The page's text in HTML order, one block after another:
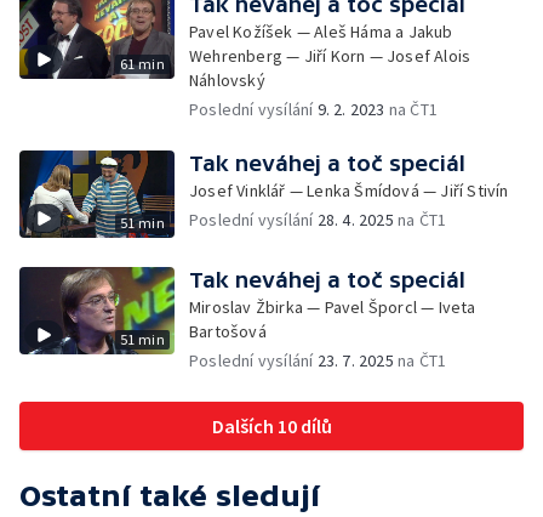
61 min
Pavel Kožíšek — Aleš Háma a Jakub
Wehrenberg — Jiří Korn — Josef Alois
Náhlovský
Poslední vysílání9. 2. 2023 na ČT1
51 min
Tak neváhej a toč speciál
Josef Vinklář — Lenka Šmídová — Jiří Stivín
Poslední vysílání 28. 4. 2025 na ČT1
51 min
Tak neváhej a toč speciál
Miroslav Žbirka — Pavel Šporcl — Iveta
Bartošová
Poslední vysílání 23. 7. 2025 na ČT1
Dalších 10 dílů
Ostatní také sledují